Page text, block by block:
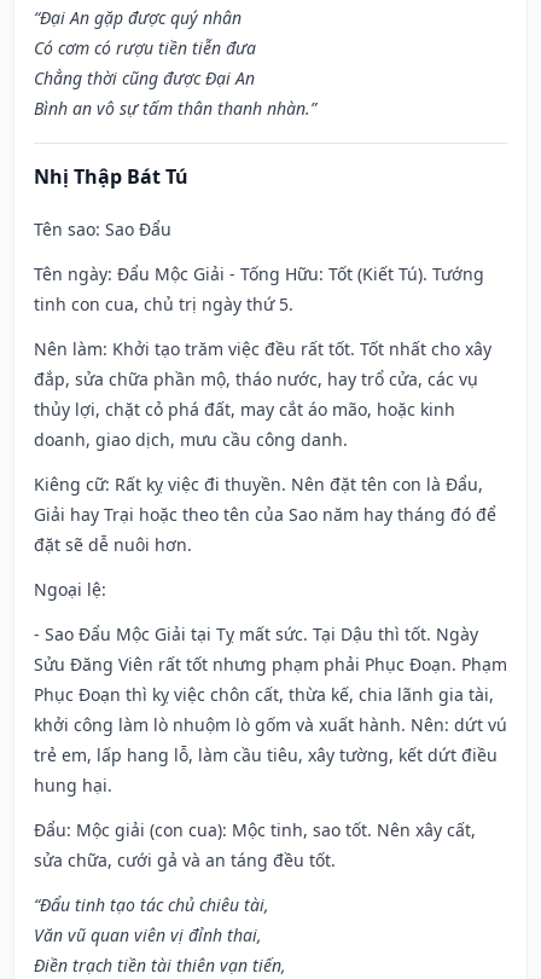
“Đại An gặp được quý nhân
Có cơm có rượu tiền tiễn đưa
Chẳng thời cũng được Đại An
Bình an vô sự tấm thân thanh nhàn.”
Nhị Thập Bát Tú
Tên sao: Sao Đẩu
Tên ngày: Đẩu Mộc Giải - Tống Hữu: Tốt (Kiết Tú). Tướng
tinh con cua, chủ trị ngày thứ 5.
Nên làm: Khởi tạo trăm việc đều rất tốt. Tốt nhất cho xây
đắp, sửa chữa phần mộ, tháo nước, hay trổ cửa, các vụ
thủy lợi, chặt cỏ phá đất, may cắt áo mão, hoặc kinh
doanh, giao dịch, mưu cầu công danh.
Kiêng cữ: Rất kỵ việc đi thuyền. Nên đặt tên con là Đẩu,
Giải hay Trại hoặc theo tên của Sao năm hay tháng đó để
đặt sẽ dễ nuôi hơn.
Ngoại lệ:
- Sao Đẩu Mộc Giải tại Tỵ mất sức. Tại Dậu thì tốt. Ngày
Sửu Đăng Viên rất tốt nhưng phạm phải Phục Đoạn. Phạm
Phục Đoạn thì kỵ việc chôn cất, thừa kế, chia lãnh gia tài,
khởi công làm lò nhuộm lò gốm và xuất hành. Nên: dứt vú
trẻ em, lấp hang lỗ, làm cầu tiêu, xây tường, kết dứt điều
hung hại.
Đẩu: Mộc giải (con cua): Mộc tinh, sao tốt. Nên xây cất,
sửa chữa, cưới gả và an táng đều tốt.
“Đẩu tinh tạo tác chủ chiêu tài,
Văn vũ quan viên vị đỉnh thai,
Điền trạch tiền tài thiên vạn tiến,